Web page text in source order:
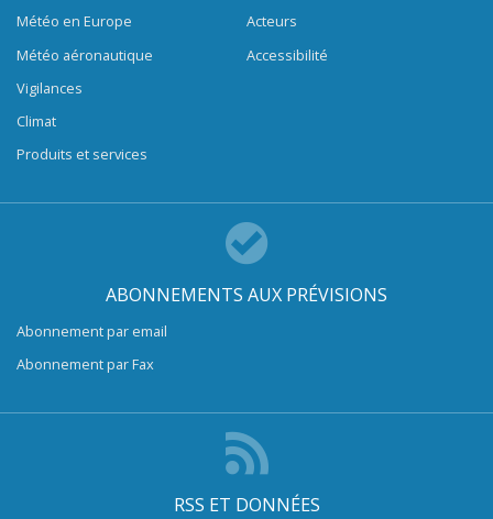
Météo en Europe
Météo aéronautique
Vigilances
Climat
Produits et services
Acteurs
Accessibilité
ABONNEMENTS AUX PRÉVISIONS
Abonnement par email
Abonnement par Fax
RSS ET DONNÉES